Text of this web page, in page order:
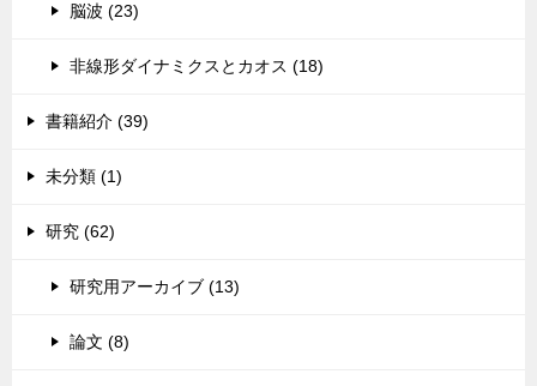
脳波 (23)
非線形ダイナミクスとカオス (18)
書籍紹介 (39)
未分類 (1)
研究 (62)
研究用アーカイブ (13)
論文 (8)